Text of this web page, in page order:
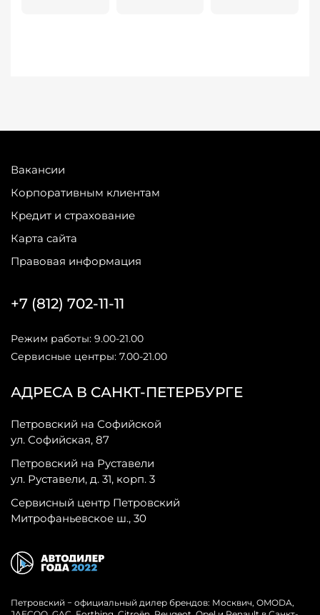
Вакансии
Корпоративным клиентам
Кредит и страхование
Карта сайта
Правовая информация
АДРЕСА В САНКТ-ПЕТЕРБУРГЕ
Петровский на Софийской
ул. Софийская, 87
Петровский на Руставели
ул. Руставели, д. 31, корп. 3
Сервисный центр Петровский
Митрофаньевское ш., 30
+7 (812) 702-11-11
Режим работы: 9.00-21.00
Сервисные центры: 7.00-21.00
Петровский − официальный дилер брендов: Москвич, OMODA,